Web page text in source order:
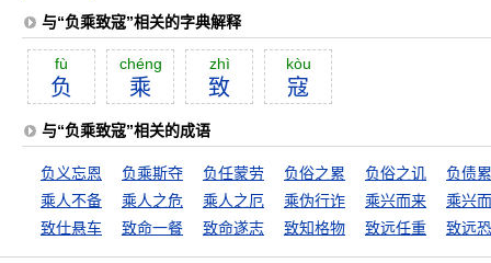
与“负乘致寇”相关的字典解释
fù
负
chéng
乘
zhì
致
kòu
寇
与“负乘致寇”相关的成语
负义忘恩 负乘斯夺 负任蒙劳 负俗之累 负俗之讥
负债
乘人不备
乘人之危 乘人之厄 乘伪行诈
乘兴而来
致仕悬车
致命一餐 致命遂志 致知格物 致远任重 致远